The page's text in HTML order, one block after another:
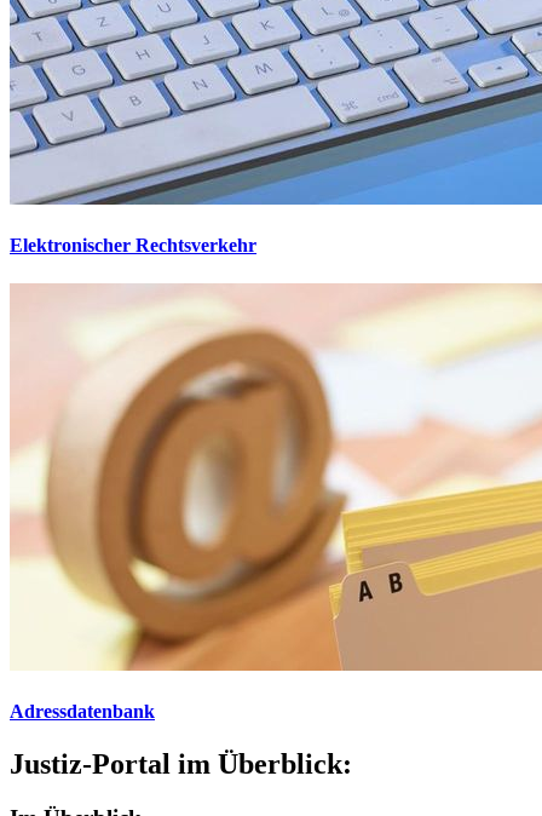
Elektronischer Rechtsverkehr
Adressdatenbank
Justiz-Portal im Überblick: